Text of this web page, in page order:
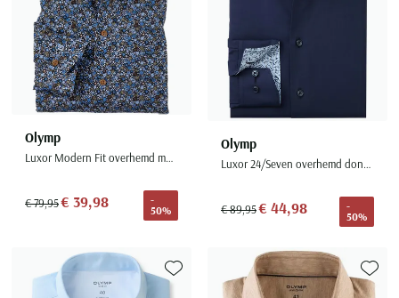
Olymp
Luxor Modern Fit overhemd mouwlengte 7 blauw bloemen
€ 79,95€ 39,98
-
50%
Olymp
Luxor 24/Seven overhemd donkerblauw climate control vezel
€ 89,95€ 44,98
-
50%
Toevoegen aan favorieten